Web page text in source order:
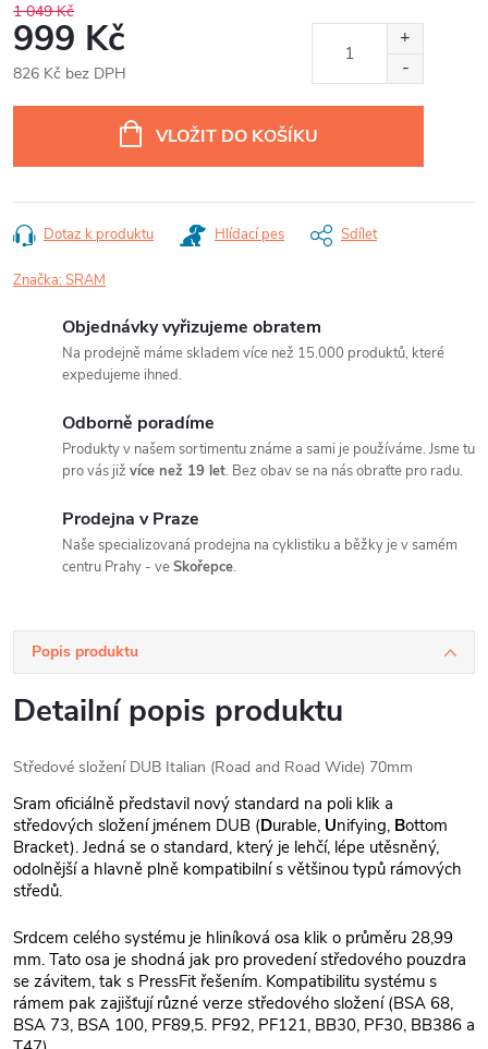
1 049 Kč
999 Kč
826 Kč bez DPH
VLOŽIT DO KOŠÍKU
Dotaz k produktu Hlídací pes Sdílet
Značka:SRAM
Objednávky vyřizujeme obratem
Na prodejně máme skladem více než 15.000 produktů, které
expedujeme ihned.
Odborně poradíme
Produkty v našem sortimentu známe a sami je používáme. Jsme tu
pro vás již více než 19 let. Bez obav se na nás obraťte pro radu.
Prodejna v Praze
Naše specializovaná prodejna na cyklistiku a běžky je v samém
centru Prahy - veSkořepce.
Popis produktu
Detailní popis produktu
Středové složení DUB Italian (Road and Road Wide) 70mm
Sram oficiálně představil nový standard na poli klik a
středových složení jménem DUB (Durable, Unifying, Bottom
Bracket). Jedná se o standard, který je lehčí, lépe utěsněný,
odolnější a hlavně plně kompatibilní s většinou typů rámových
středů.
Srdcem celého systému je hliníková osa klik o průměru 28,99
mm. Tato osa je shodná jak pro provedení středového pouzdra
se závitem, tak s PressFit řešením. Kompatibilitu systému s
rámem pak zajišťují různé verze středového složení (BSA 68,
BSA 73, BSA 100, PF89,5. PF92, PF121, BB30, PF30, BB386 a